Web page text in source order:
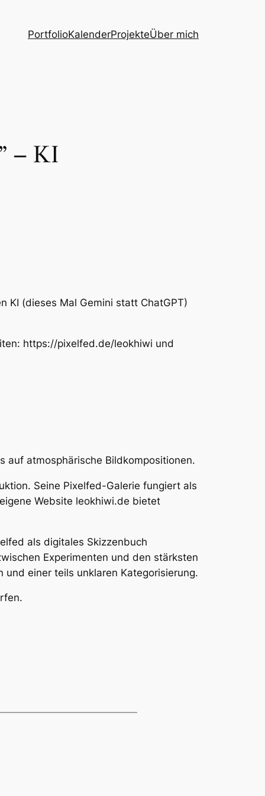
PortfolioKalenderProjekteÜber mich
– KI
KI (dieses Mal Gemini statt ChatGPT)
https://pixelfed.de/leokhiwi und
auf atmosphärische Bildkompositionen.
Seine Pixelfed-Galerie fungiert als
Website leokhiwi.de bietet
als digitales Skizzenbuch
Experimenten und den stärksten
einer teils unklaren Kategorisierung.